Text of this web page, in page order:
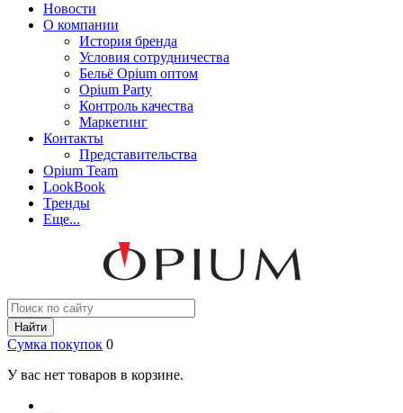
Новости
О компании
История бренда
Условия сотрудничества
Бельё Opium оптом
Opium Party
Контроль качества
Маркетинг
Контакты
Представительства
Opium Team
LookBook
Тренды
Еще...
Найти
Сумка покупок 0
У вас нет товаров в корзине.